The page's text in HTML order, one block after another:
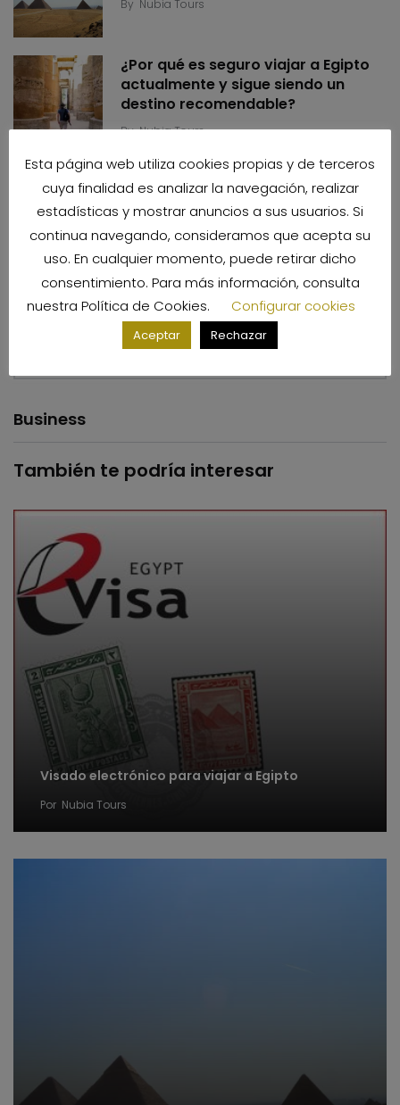
By Nubia Tours
¿Por qué es seguro viajar a Egipto
actualmente y sigue siendo un
destino recomendable?
ByNubia Tours
¿Cuántos días se necesitan para
viajar a Egipto? Guía de circuitos
ByNubia Tours
Categorías
Business
También te podría interesar
Visado electrónico para viajar a Egipto
Por Nubia Tours
Esta página web utiliza cookies propias y de terceros
cuya finalidad es analizar la navegación, realizar
estadísticas y mostrar anuncios a sus usuarios. Si
continua navegando, consideramos que acepta su
uso. En cualquier momento, puede retirar dicho
consentimiento. Para más información, consulta
nuestra Política de Cookies. Configurar cookies
Aceptar Rechazar